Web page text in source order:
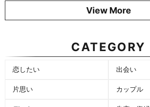
View More
CATEGORY
恋したい 出会い
片思い カップル